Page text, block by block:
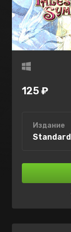
125 ₽
Издание
Standard